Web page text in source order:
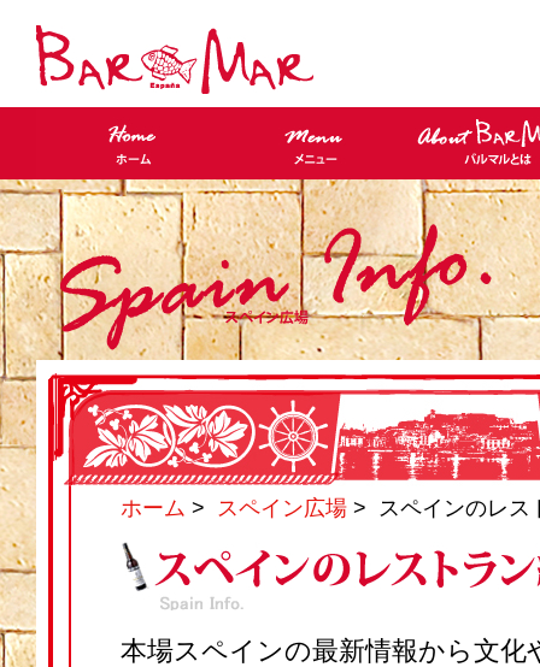
ホーム > スペイン広場 > スペインのレス
本場スペインの最新情報から文化